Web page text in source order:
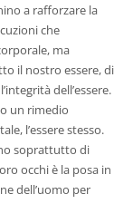
a rafforzare la
che
ma
il nostro essere, di
dell’essere.
un rimedio
l’essere stesso.
soprattutto di
occhi è la posa in
dell’uomo per